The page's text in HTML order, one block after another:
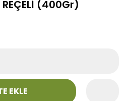
REÇELİ (400Gr)
EKLE